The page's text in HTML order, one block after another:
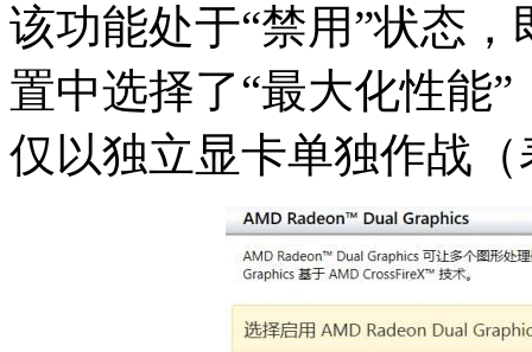
该功能处于“禁用”状态
置中选择了“最大化性能
仅以独立显卡单独作战（